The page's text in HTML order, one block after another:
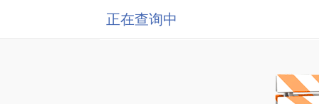
正在查询中